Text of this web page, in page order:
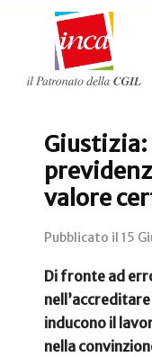
valore
Pubblicato il 15
Di fronte ad
inducono il
nella